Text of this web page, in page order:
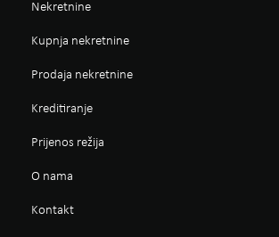
Nekretnine
Kupnja nekretnine
Prodaja nekretnine
Kreditiranje
Prijenos režija
O nama
Kontakt